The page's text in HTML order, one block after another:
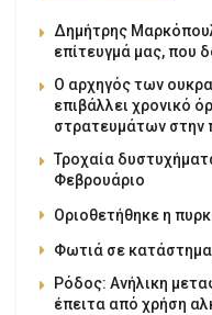
Δημήτρης
επίτευγμά μας, που
Ο αρχηγός των
επιβάλλει χρονικό
στρατευμάτων στην
Τροχαία
Φεβρουάριο
Οριοθετήθηκε η
Φωτιά σε κατάστημα
Ρόδος: Ανήλικη
έπειτα από χρήση